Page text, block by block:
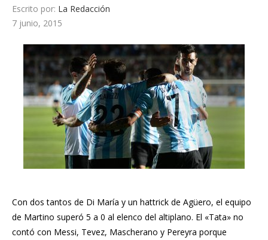
Escrito por: La Redacción
7 junio, 2015
Con dos tantos de Di María y un hattrick de Agüero, el equipo
de Martino superó 5 a 0 al elenco del altiplano. El «Tata» no
contó con Messi, Tevez, Mascherano y Pereyra porque